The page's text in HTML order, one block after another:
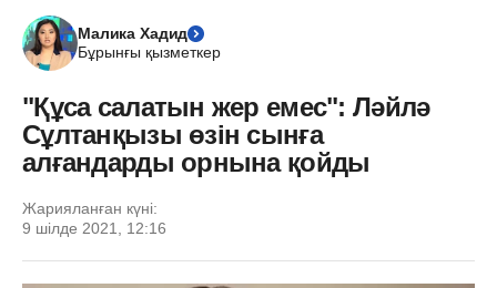
Малика Хадид
Бұрынғы қызметкер
"Құса салатын жер емес": Ләйлә
Сұлтанқызы өзін сынға
алғандарды орнына қойды
Жарияланған күні:
9 шілде 2021, 12:16